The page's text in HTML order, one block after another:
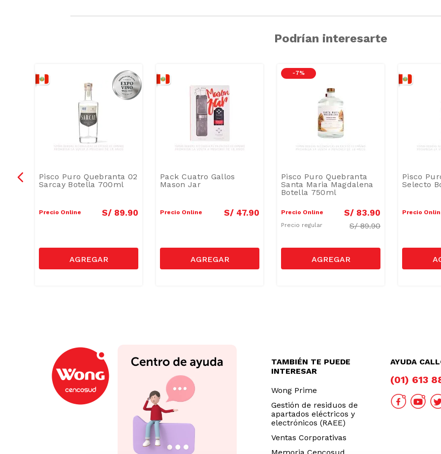
Podrían interesarte
Pisco Puro Quebranta 02
Sarcay Botella 700ml
Precio Online S/ 89.90
Pack Cuatro Gallos
Mason Jar
Precio Online S/ 47.90
-7 %
Pisco Puro Quebranta
Santa Maria Magdalena
Botella 750ml
Precio Online S/ 83.90
Precio regular S/89.90
Pisco
Selecto
Precio
TAMBIÉN TE PUEDE
INTERESAR
Wong Prime
Gestión de residuos de
apartados eléctricos y
electrónicos (RAEE)
Ventas Corporativas
AYUDA
(01) 613